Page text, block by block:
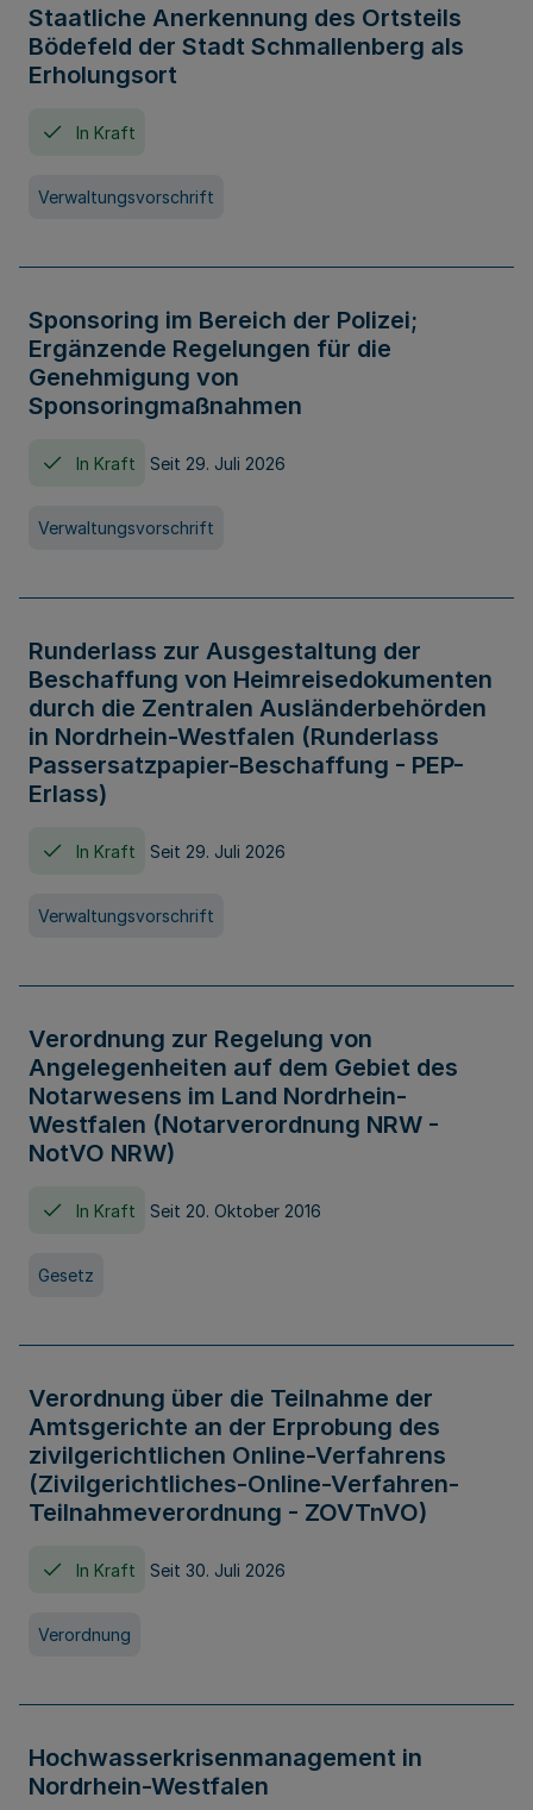
Staatliche Anerkennung des Ortsteils
Bödefeld der Stadt Schmallenberg als
Erholungsort
In Kraft
Verwaltungsvorschrift
Sponsoring im Bereich der Polizei;
Ergänzende Regelungen für die
Genehmigung von
Sponsoringmaßnahmen
In Kraft Seit 29. Juli 2026
Verwaltungsvorschrift
Runderlass zur Ausgestaltung der
Beschaffung von Heimreisedokumenten
durch die Zentralen Ausländerbehörden
in Nordrhein-Westfalen (Runderlass
Passersatzpapier-Beschaffung - PEP-
Erlass)
In Kraft Seit 29. Juli 2026
Verwaltungsvorschrift
Verordnung zur Regelung von
Angelegenheiten auf dem Gebiet des
Notarwesens im Land Nordrhein-
Westfalen (Notarverordnung NRW -
NotVO NRW)
In Kraft Seit 20. Oktober 2016
Gesetz
Verordnung über die Teilnahme der
Amtsgerichte an der Erprobung des
zivilgerichtlichen Online-Verfahrens
(Zivilgerichtliches-Online-Verfahren-
Teilnahmeverordnung - ZOVTnVO)
In Kraft Seit 30. Juli 2026
Verordnung
Hochwasserkrisenmanagement in
Nordrhein-Westfalen